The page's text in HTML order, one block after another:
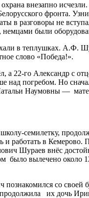
охрана внезапно
фронта.
в разговоры не
немцами были
в теплушках. А.Ф.
слово «Победа!».
а 22-го Александр с
над погребом. Но
Наумовны —
семилетку,
и работать в
Шураев внёс
было вылечено около
познакомился со
их дочь